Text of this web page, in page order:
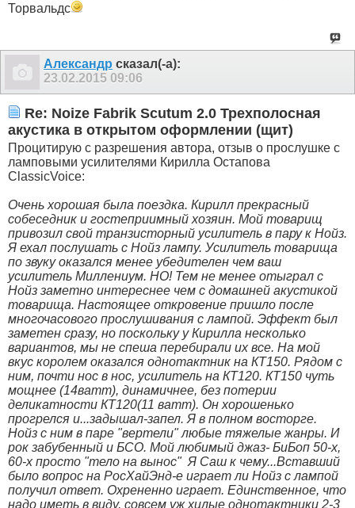
Торвальдс
Александр сказал(-а):
23.02.2015 09:06
Re: Noize Fabrik Scutum 2.0 Трехполосная
акустика в открытом оформлении (щит)
Процитирую с разрешения автора, отзыв о прослушке с
ламповыми усилителями Кирилла Остапова
ClassicVoice:
Очень хорошая была поездка. Кирилл прекрасный
собеседник и гостеприимный хозяин. Мой товарищ
привозил свой транзисторный усилитель в пару к Нойз.
Я ехал послушать с Нойз лампу. Усилитель товарища
по звуку оказался менее убедителен чем ваш
усилитель Миллениум. НО! Тем не менее отыграл с
Нойз заметно интереснее чем с домашней акустикой
товарища. Настоящее откровение пришло после
многочасового прослушивания с лампой. Эффект был
заметен сразу, но поскольку у Кирилла несколько
вариантов, мы не спеша перебирали их все. На мой
вкус королем оказался однотактник на КТ150. Рядом с
ним, почти нос в нос, усилитель на КТ120. КТ150 чуть
мощнее (14ватт), динамичнее, без потерии
деликатности КТ120(11 ватт). Он хорошенько
прогрелся и...задышал-запел. Я в полном восторге.
Нойз с ним в паре "вертели" любые тяжелые жанры. И
рок забубенный и БСО. Мой любимый джаз- БиБоп 50-х,
60-х просто "тело на вынос" Я Саш к чему...Вставший
было вопрос на РосХайЭнд-е играет ли Нойз с лампой
получил ответ. Охрененно играет. Единственное, что
надо иметь в виду, совсем уж хилые однотактники 2-3